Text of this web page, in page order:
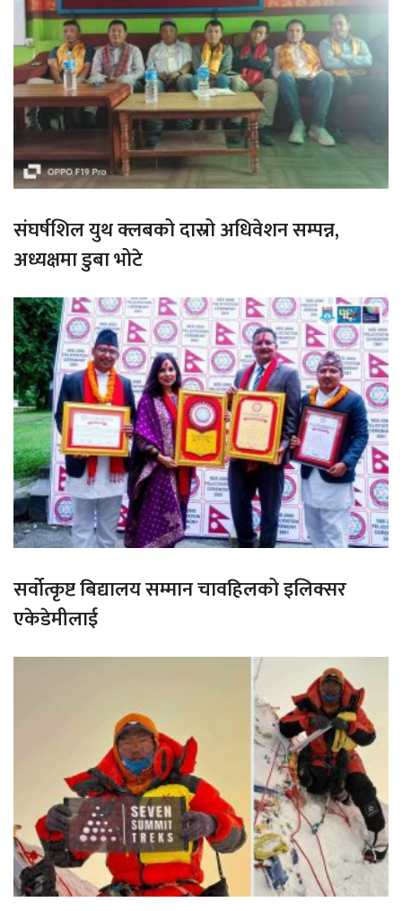
संघर्षशिल युथ क्लबको दास्रो अधिवेशन सम्पन्न,
अध्यक्षमा डुबा भोटे
सर्वोत्कृष्ट बिद्यालय सम्मान चावहिलको इलिक्सर
एकेडेमीलाई